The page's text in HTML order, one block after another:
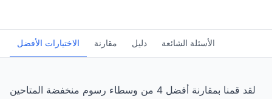
الاختيارات الأفضل مقارنة دليل الأسئلة الشائعة
لقد قمنا بمقارنة أفضل 4 من وسطاء رسوم منخفضة المتاحين